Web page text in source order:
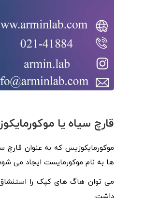
قارچ سیاه یا
موکورمایکوزیس که به عنوان
ها به نام موکورمایست ایجاد می
می توان هاگ های کپک را استنشاق
داشت.